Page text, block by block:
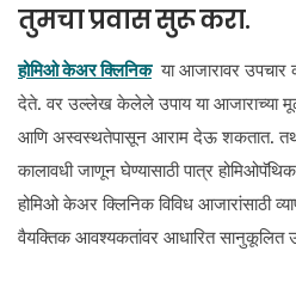
तुमचा प्रवास सुरू करा.
होमिओ केअर क्लिनिकया आजारावर उपचार
देते. वर उल्लेख केलेले उपाय या आजाराच्या
आणि अस्वस्थतेपासून आराम देऊ शकतात.
कालावधी जाणून घेण्यासाठी पात्र
होमिओ केअर क्लिनिक विविध आजारांसाठी
वैयक्तिक आवश्यकतांवर आधारित सानुकूलित